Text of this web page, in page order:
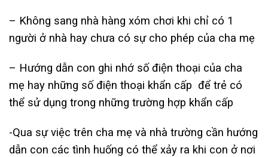
– Không sang nhà hàng xóm chơi khi chỉ có 1
người ở nhà hay chưa có sự cho phép của cha mẹ
– Hướng dẫn con ghi nhớ số điện thoại của cha
mẹ hay những số điện thoại khẩn cấp để trẻ có
thể sử dụng trong những trường hợp khẩn cấp
-Qua sự việc trên cha mẹ và nhà trường cần hướng
dẫn con các tình huống có thể xảy ra khi con ở nơi